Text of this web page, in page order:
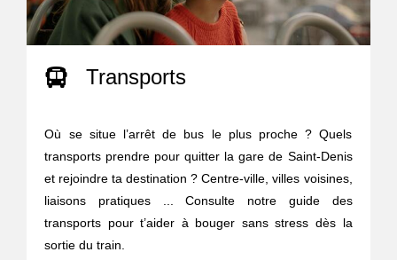
Transports
Où se situe l’arrêt de bus le plus proche ? Quels
transports prendre pour quitter la gare de Saint-Denis
et rejoindre ta destination ? Centre-ville, villes voisines,
liaisons pratiques ... Consulte notre guide des
transports pour t’aider à bouger sans stress dès la
sortie du train.